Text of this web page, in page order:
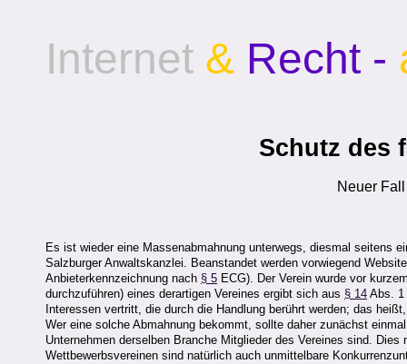
Internet & Recht -
Schutz des
Neuer
Es ist wieder eine Massenabmahnung unterwegs, diesmal seitens
Salzburger Anwaltskanzlei. Beanstandet werden vorwiegend
Anbieterkennzeichnung nach § 5 ECG). Der Verein wurde vor
durchzuführen) eines derartigen Vereines ergibt sich aus § 14 Abs. 1
Interessen vertritt, die durch die Handlung berührt werden; das
Wer eine solche Abmahnung bekommt, sollte daher zunächst
Unternehmen derselben Branche Mitglieder des Vereines sind.
Wettbewerbsvereinen sind natürlich auch unmittelbare